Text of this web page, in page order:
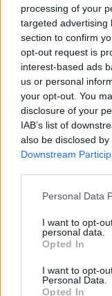
processing of your
targeted advertising
section to confirm
opt-out request is
interest-based ads
us or personal
your opt-out. You
disclosure of your
IAB’s list of
also be disclosed
Downstream
Personal Data
I want to opt-
personal data.
Opted In
I want to opt-
Personal Data.
Opted In
del territorio
dell’azienda per
donazione di un
“Costruire il verde
vivibili i quartieri,
più alta. Da oggi la
che grazie al
riqualificano i
dell’aria, in un
come la Colombo.
voluto donarle e
questo parco”. Ha
all’Agricoltura,